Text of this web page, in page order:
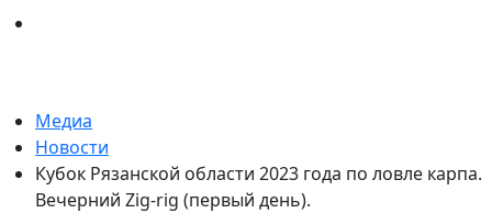
Медиа
Новости
Кубок Рязанской области 2023 года по ловле карпа.
Вечерний Zig-rig (первый день).